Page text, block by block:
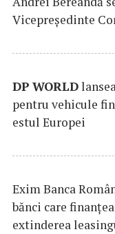
Vicepreședinte
DP WORLD
pentru vehicule
estul Europei
Exim Banca
bănci care
extinderea